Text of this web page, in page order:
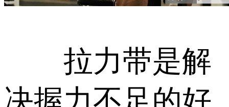
拉力带是解